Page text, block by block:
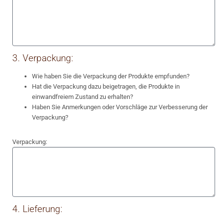
3. Verpackung:
Wie haben Sie die Verpackung der Produkte empfunden?
Hat die Verpackung dazu beigetragen, die Produkte in
einwandfreiem Zustand zu erhalten?
Haben Sie Anmerkungen oder Vorschläge zur Verbesserung der
Verpackung?
Verpackung:
4. Lieferung: